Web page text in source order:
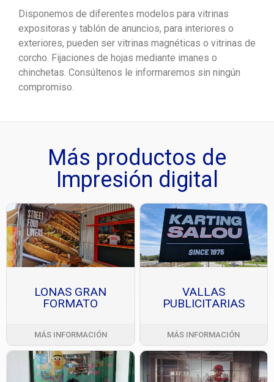
Disponemos de diferentes modelos para vitrinas
expositoras y tablón de anuncios, para interiores o
exteriores, pueden ser vitrinas magnéticas o vitrinas de
corcho. Fijaciones de hojas mediante imanes o
chinchetas. Consúltenos le informaremos sin ningún
compromiso.
Más productos de
Impresión digital
LONAS GRAN
FORMATO
MÁS INFORMACIÓN
VALLAS
PUBLICITARIAS
MÁS INFORMACIÓN